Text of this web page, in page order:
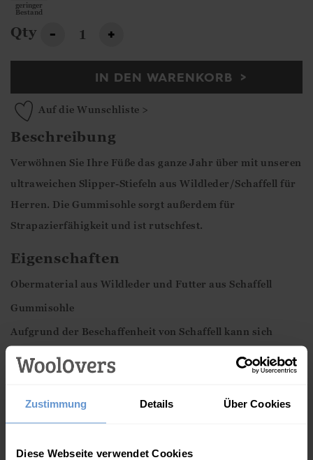
Zustimmung Details Über Cookies
Diese Webseite verwendet Cookies
geringer
Bestand
Qty - +
IN DEN WARENKORB
Auf die Wunschliste >
Beschreibung
Verwöhnen Sie Ihre Füße das ganze Jahr über mit unseren
ultraweichen Slipper-Stiefeln aus Wildleder/Schaffell für
Herren. Die Gummisohle sorgt außerdem für
Strapazierfähigkeit und ist rutschfest.
Eigenschaften
Obermaterial aus Wildleder und Futter aus Schaffell
Gummisohle
Aufgrund der Beschaffenheit von Schaffell kann sich
weicher und passt sich mit der Zeit bequem Ihrer Fußform
Diese Artikel könnten Ihnen auch